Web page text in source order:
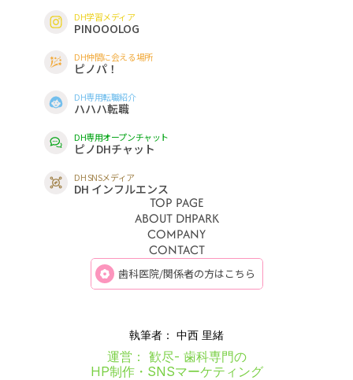
DH学習メディア
PINOOOLOG
DH仲間に会える場所
ピノパ！
DH専用転職紹介
ハハハ転職
DH専用オープンチャット
ピノDHチャット
DH SNSメディア
DH インフルエンス
TOP PAGE
トップページ
ABOUT DHPARK
DH PARKについて
COMPANY
運営会社
CONTACT
お問合せ
歯科医院/関係者の方はこちら
執筆者： 中西 里緒
運営： 歓尽- 歯科専門の
HP制作・SNSマーケティング